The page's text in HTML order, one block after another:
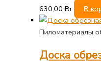
630,00 Br В
Пиломатериалы
Доска